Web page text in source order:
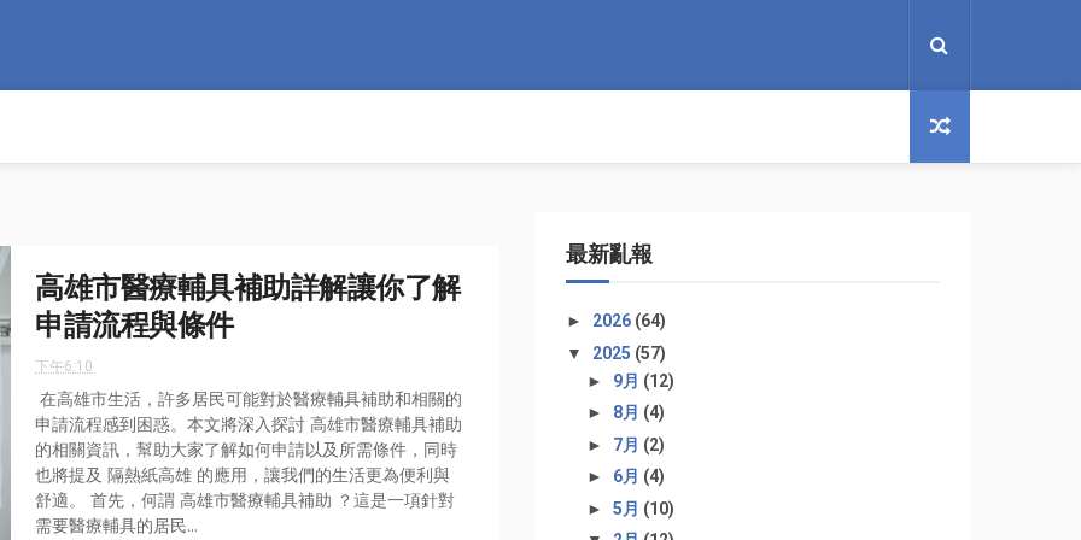
高雄市醫療輔具補助詳解讓你了解
申請流程與條件
下午6:10
在高雄市生活，許多居民可能對於醫療輔具補助和相關的
申請流程感到困惑。本文將深入探討 高雄市醫療輔具補助
的相關資訊，幫助大家了解如何申請以及所需條件，同時
也將提及 隔熱紙高雄 的應用，讓我們的生活更為便利與
舒適。 首先，何謂 高雄市醫療輔具補助 ？這是一項針對
需要醫療輔具的居民...
最新亂報
► 2026 (64)
▼ 2025 (57)
► 9月 (12)
► 8月 (4)
► 7月 (2)
► 6月 (4)
► 5月 (10)